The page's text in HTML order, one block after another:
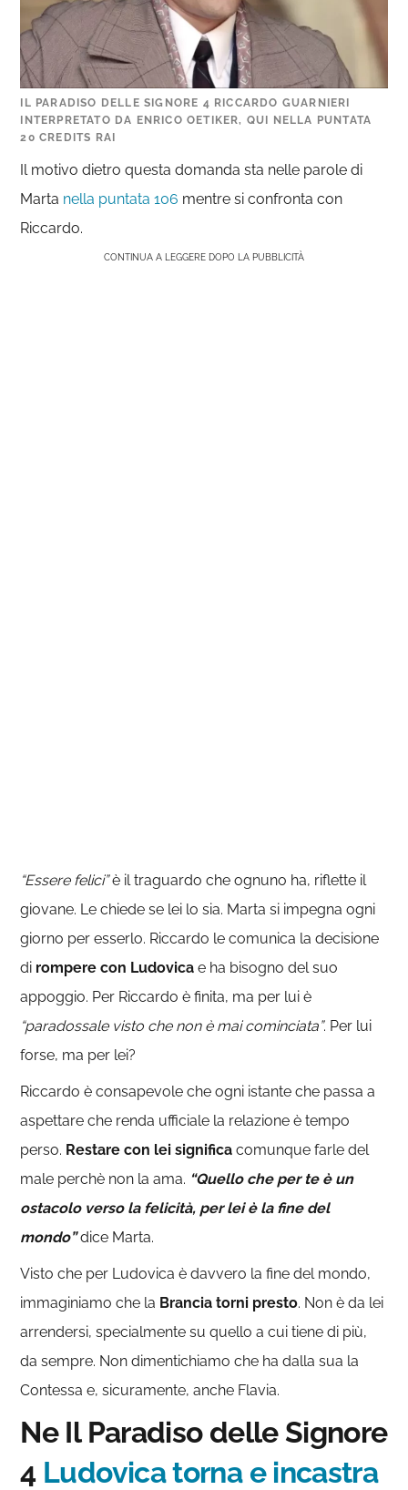
IL PARADISO DELLE SIGNORE 4 RICCARDO GUARNIERI
INTERPRETATO DA ENRICO OETIKER, QUI NELLA PUNTATA
20 CREDITS RAI
Il motivo dietro questa domanda sta nelle parole di
Marta nella puntata 106 mentre si confronta con
Riccardo.
CONTINUA A LEGGERE DOPO LA PUBBLICITÀ
“Essere felici”è il traguardo che ognuno ha, riflette il
giovane. Le chiede se lei lo sia. Marta si impegna ogni
giorno per esserlo. Riccardo le comunica la decisione
di rompere con Ludovica e ha bisogno del suo
appoggio. Per Riccardo è finita, ma per lui è
“paradossale visto che non è mai cominciata”. Per lui
forse, ma per lei?
Riccardo è consapevole che ogni istante che passa a
aspettare che renda ufficiale la relazione è tempo
perso. Restare con lei significa comunque farle del
male perchè non la ama. “Quello che per te è un
ostacolo verso la felicità, per lei è la fine del
mondo”dice Marta.
Visto che per Ludovica è davvero la fine del mondo,
immaginiamo che la Brancia torni presto. Non è da lei
arrendersi, specialmente su quello a cui tiene di più,
da sempre. Non dimentichiamo che ha dalla sua la
Contessa e, sicuramente, anche Flavia.
Ne Il Paradiso delle Signore
4 Ludovica torna e incastra